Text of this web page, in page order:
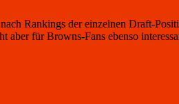
Rankings der einzelnen Draft-
aber für Browns-Fans ebenso